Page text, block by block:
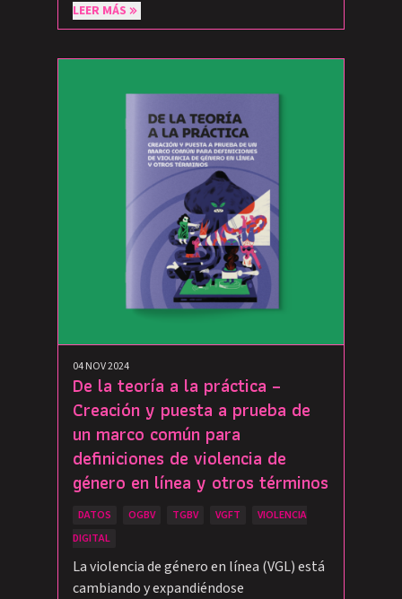
LEER MÁS
04 NOV 2024
De la teoría a la práctica –
Creación y puesta a prueba de
un marco común para
definiciones de violencia de
género en línea y otros términos
DATOS OGBV TGBV VGFT
VIOLENCIA
DIGITAL
La violencia de género en línea (VGL) está
cambiando y expandiéndose